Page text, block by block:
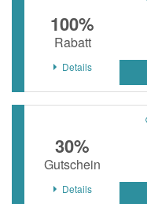
100%
Rabatt
Details
30%
Gutschein
Details